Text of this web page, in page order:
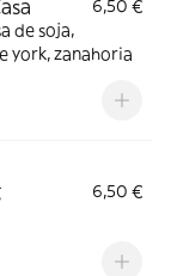
6,50 €
de soja,
york, zanahoria
6,50 €